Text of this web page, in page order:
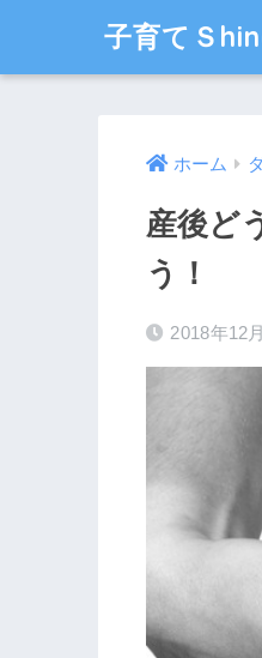
子育てＳ
ホーム
産後ど
う！
2018年12